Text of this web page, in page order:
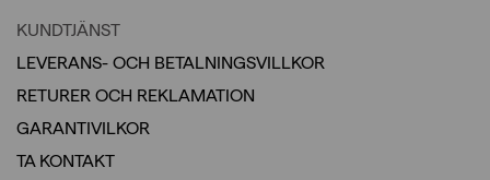
KUNDTJÄNST
LEVERANS- OCH BETALNINGSVILLKOR
RETURER OCH REKLAMATION
GARANTIVILKOR
TA KONTAKT